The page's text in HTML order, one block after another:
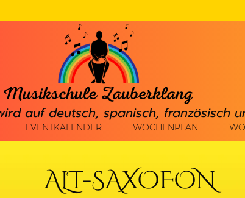
auf deutsch, spanisch, französisch
EVENTKALENDER WOCHENPLAN
ALT-SAXOFON